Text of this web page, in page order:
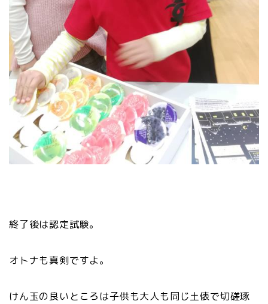
終了後は認定試験。
オトナも真剣ですよ。
けん玉の良いところは子供も大人も同じ土俵で切磋琢